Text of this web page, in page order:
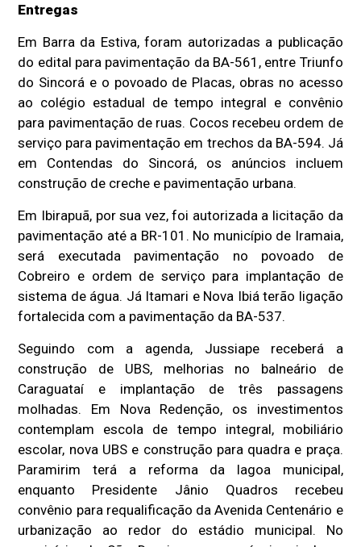
Entregas
Em Barra da Estiva, foram autorizadas a publicação
do edital para pavimentação da BA-561, entre Triunfo
do Sincorá e o povoado de Placas, obras no acesso
ao colégio estadual de tempo integral e convênio
para pavimentação de ruas. Cocos recebeu ordem de
serviço para pavimentação em trechos da BA-594. Já
em Contendas do Sincorá, os anúncios incluem
construção de creche e pavimentação urbana.
Em Ibirapuã, por sua vez, foi autorizada a licitação da
pavimentação até a BR-101. No município de Iramaia,
será executada pavimentação no povoado de
Cobreiro e ordem de serviço para implantação de
sistema de água. Já Itamari e Nova Ibiá terão ligação
fortalecida com a pavimentação da BA-537.
Seguindo com a agenda, Jussiape receberá a
construção de UBS, melhorias no balneário de
Caraguataí e implantação de três passagens
molhadas. Em Nova Redenção, os investimentos
contemplam escola de tempo integral, mobiliário
escolar, nova UBS e construção para quadra e praça.
Paramirim terá a reforma da lagoa municipal,
enquanto Presidente Jânio Quadros recebeu
convênio para requalificação da Avenida Centenário e
urbanização ao redor do estádio municipal. No